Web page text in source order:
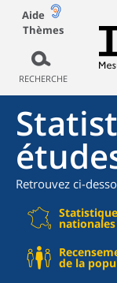
Aide
Thèmes
RECHERCHE
Retrouvez ci-
nationales
de la